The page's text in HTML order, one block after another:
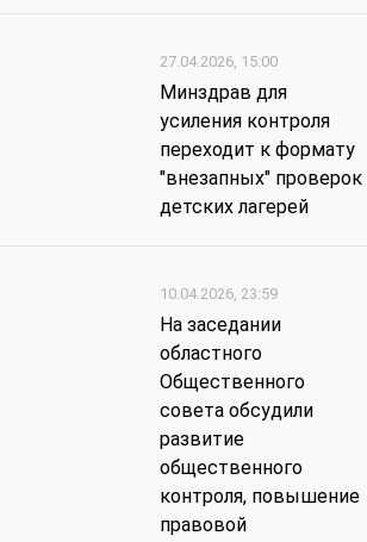
27.04.2026, 15:00
Минздрав для
усиления контроля
переходит к формату
"внезапных" проверок
детских лагерей
10.04.2026, 23:59
На заседании
областного
Общественного
совета обсудили
развитие
общественного
контроля, повышение
правовой